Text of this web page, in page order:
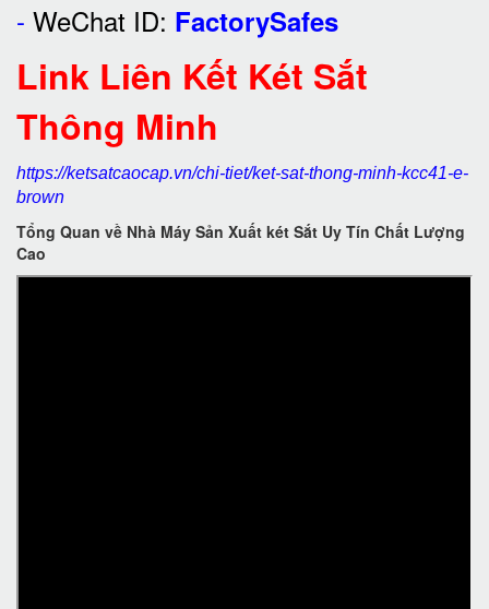
- WeChat ID: FactorySafes
Link Liên Kết Két Sắt
Thông Minh
https://ketsatcaocap.vn/chi-tiet/ket-sat-thong-minh-kcc41-e-
brown
Tổng Quan về Nhà Máy Sản Xuất két Sắt Uy Tín Chất Lượng
Cao